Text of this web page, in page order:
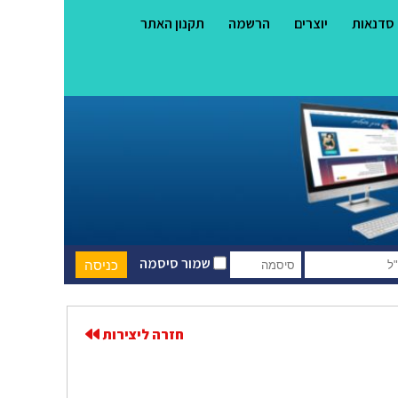
סדנאות יוצרים הרשמה תקנון האתר
שמור סיסמה
חזרה ליצירות